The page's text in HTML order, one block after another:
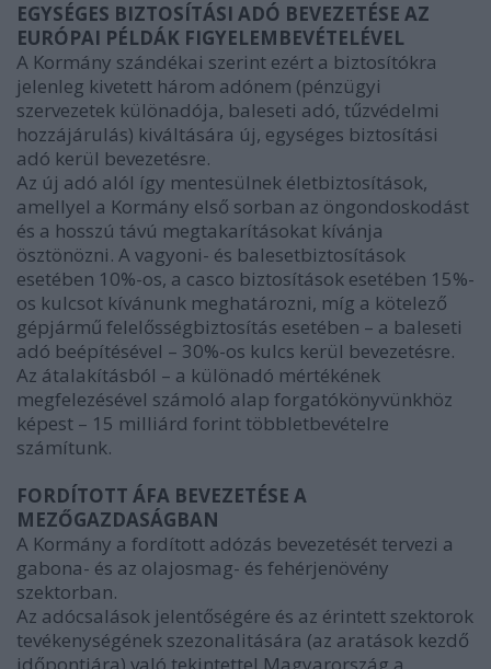
EGYSÉGES BIZTOSÍTÁSI ADÓ BEVEZETÉSE AZ
EURÓPAI PÉLDÁK FIGYELEMBEVÉTELÉVEL
A Kormány szándékai szerint ezért a biztosítókra
jelenleg kivetett három adónem (pénzügyi
szervezetek különadója, baleseti adó, tűzvédelmi
hozzájárulás) kiváltására új, egységes biztosítási
adó kerül bevezetésre.
Az új adó alól így mentesülnek életbiztosítások,
amellyel a Kormány első sorban az öngondoskodást
és a hosszú távú megtakarításokat kívánja
ösztönözni. A vagyoni- és balesetbiztosítások
esetében 10%-os, a casco biztosítások esetében 15%-
os kulcsot kívánunk meghatározni, míg a kötelező
gépjármű felelősségbiztosítás esetében – a baleseti
adó beépítésével – 30%-os kulcs kerül bevezetésre.
Az átalakításból – a különadó mértékének
megfelezésével számoló alap forgatókönyvünkhöz
képest – 15 milliárd forint többletbevételre
számítunk.
FORDÍTOTT ÁFA BEVEZETÉSE A
MEZŐGAZDASÁGBAN
A Kormány a fordított adózás bevezetését tervezi a
gabona- és az olajosmag- és fehérjenövény
szektorban.
Az adócsalások jelentőségére és az érintett szektorok
tevékenységének szezonalitására (az aratások kezdő